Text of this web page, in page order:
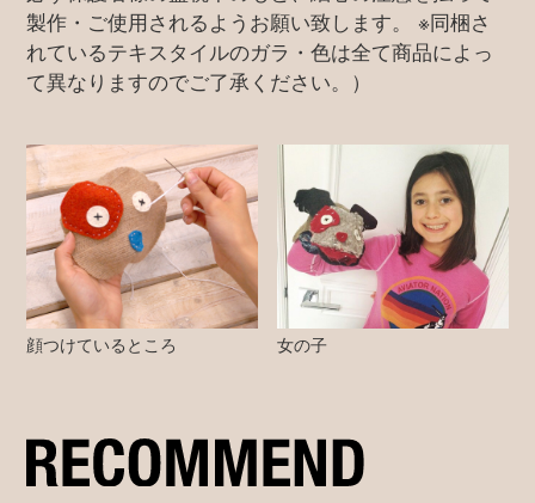
製作・ご使用されるようお願い致します。 ※同梱さ
れているテキスタイルのガラ・色は全て商品によっ
て異なりますのでご了承ください。）
顔つけているところ 女の子